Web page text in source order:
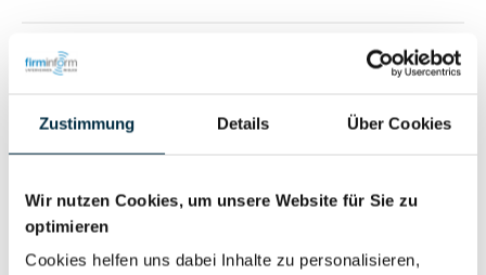
Zustimmung Details Über Cookies
Wir nutzen Cookies, um unsere Website für Sie zu
optimieren
Cookies helfen uns dabei Inhalte zu personalisieren,
Wirtschaftlich
Vollständiges
anfragen
Eigentums- und Kontrollstruktur